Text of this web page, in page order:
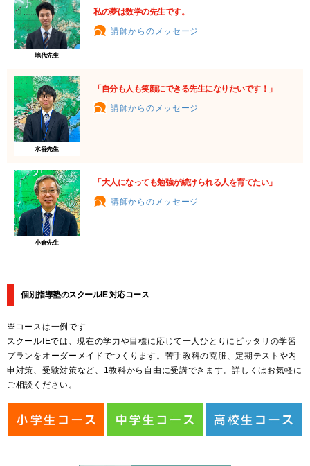
地代先生
私の夢は数学の先生です。
講師からのメッセージ
水谷先生
「自分も人も笑顔にできる先生になりたいです！」
講師からのメッセージ
小倉先生
「大人になっても勉強が続けられる人を育てたい」
講師からのメッセージ
個別指導塾のスクールIE 対応コース
※コースは一例です
スクールIEでは、現在の学力や目標に応じて一人ひとりにピッタリの学習
プランをオーダーメイドでつくります。苦手教科の克服、定期テストや内
申対策、受験対策など、1教科から自由に受講できます。詳しくはお気軽に
ご相談ください。